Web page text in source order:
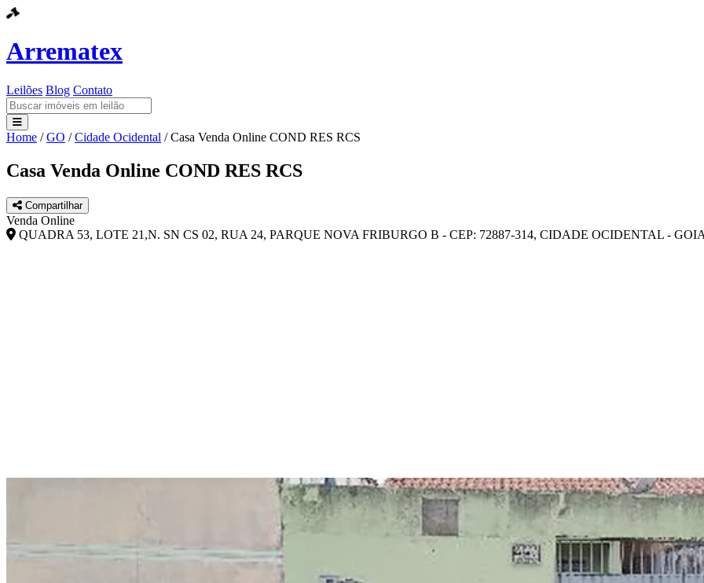
Arrematex
Leilões Blog Contato
Leilões
Blog
Contato
Home / GO / Cidade Ocidental / Casa Venda Online COND RES RCS
Casa Venda Online COND RES RCS
Compartilhar
Venda Online
QUADRA 53, LOTE 21,N. SN CS 02, RUA 24, PARQUE NOVA FRIBURGO B - CEP: 72887-314, CIDADE OCIDENTAL -